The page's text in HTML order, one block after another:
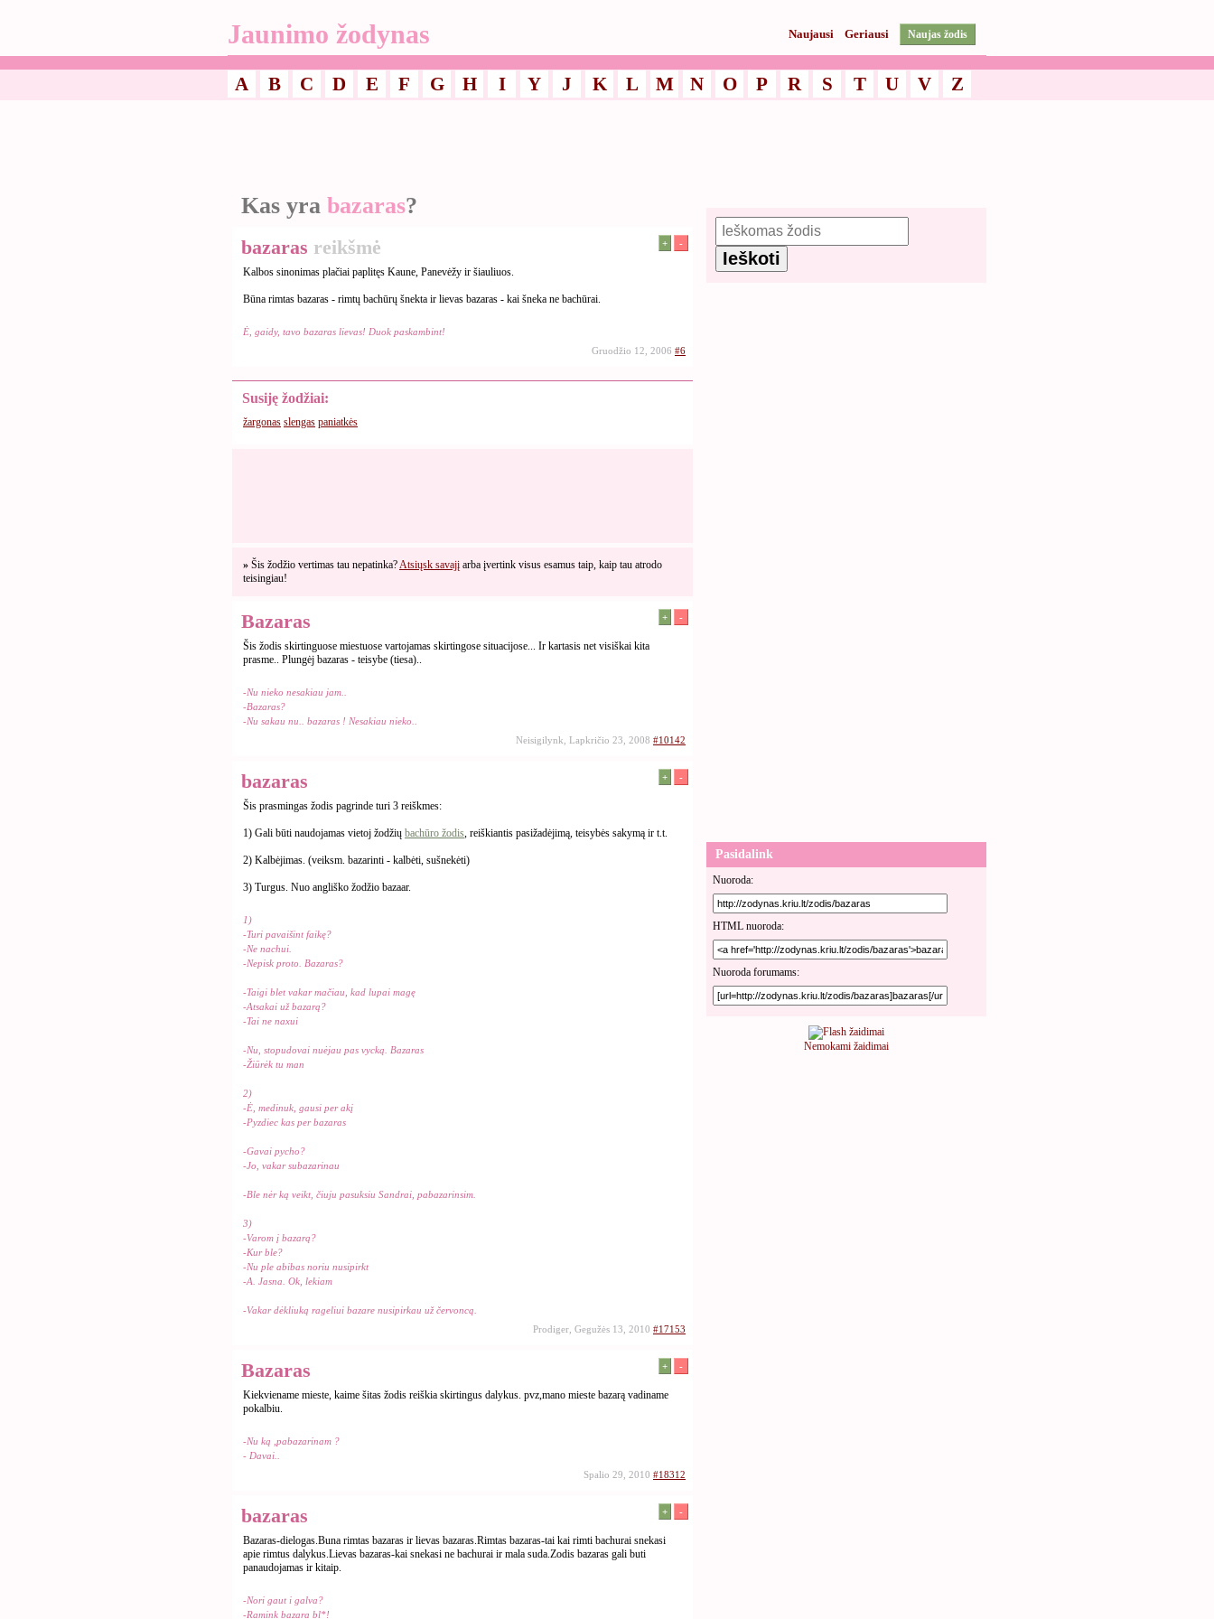
Jaunimo žodynas Naujausi Geriausi Naujas žodis
A B C D E F G H I Y J K L M N O P R S T U V Z
Kas yra bazaras?
bazaras reikšmė + -
Kalbos sinonimas plačiai paplitęs Kaune, Panevėžy ir šiauliuos.
Būna rimtas bazaras - rimtų bachūrų šnekta ir lievas bazaras - kai šneka ne bachūrai.
Ė, gaidy, tavo bazaras lievas! Duok paskambint!
Gruodžio 12, 2006 #6
Susiję žodžiai:
žargonas slengas paniatkės
» Šis žodžio vertimas tau nepatinka?Atsiųsk savajį arba įvertink visus esamus taip, kaip tau atrodo
teisingiau!
Bazaras + -
Šis žodis skirtinguose miestuose vartojamas skirtingose situacijose... Ir kartasis net visiškai kita
prasme.. Plungėj bazaras - teisybe (tiesa)..
-Nu nieko nesakiau jam..
-Bazaras?
-Nu sakau nu.. bazaras ! Nesakiau nieko..
Neisigilynk, Lapkričio 23, 2008 #10142
bazaras + -
Šis prasmingas žodis pagrinde turi 3 reiškmes:
1) Gali būti naudojamas vietoj žodžių bachūro žodis, reiškiantis pasižadėjimą, teisybės sakymą ir t.t.
2) Kalbėjimas. (veiksm. bazarinti - kalbėti, sušnekėti)
3) Turgus. Nuo angliško žodžio bazaar.
1)
-Turi pavaišint faikę?
-Ne nachui.
-Nepisk proto. Bazaras?
-Taigi blet vakar mačiau, kad lupai magę
-Atsakai už bazarą?
-Tai ne naxui
-Nu, stopudovai nuėjau pas vycką. Bazaras
-Žiūrėk tu man
2)
-Ė, medinuk, gausi per akį
-Pyzdiec kas per bazaras
-Gavai pycho?
-Jo, vakar subazarinau
-Ble nėr ką veikt, čiuju pasuksiu Sandrai, pabazarinsim.
3)
-Varom į bazarą?
-Kur ble?
-Nu ple abibas noriu nusipirkt
-A. Jasna. Ok, lekiam
-Vakar dėkliuką rageliui bazare nusipirkau už červoncą.
Prodiger, Gegužės 13, 2010 #17153
Bazaras + -
Kiekviename mieste, kaime šitas žodis reiškia skirtingus dalykus. pvz,mano mieste bazarą vadiname
pokalbiu.
-Nu ką ,pabazarinam ?
- Davai..
Spalio 29, 2010 #18312
bazaras + -
Bazaras-dielogas.Buna rimtas bazaras ir lievas bazaras.Rimtas bazaras-tai kai rimti bachurai snekasi
apie rimtus dalykus.Lievas bazaras-kai snekasi ne bachurai ir mala suda.Zodis bazaras gali buti
panaudojamas ir kitaip.
-Nori gaut i galva?
-Ramink bazara bl*!
Pasidalink
Nuoroda:
HTML nuoroda:
Nuoroda forumams:
Nemokami žaidimai